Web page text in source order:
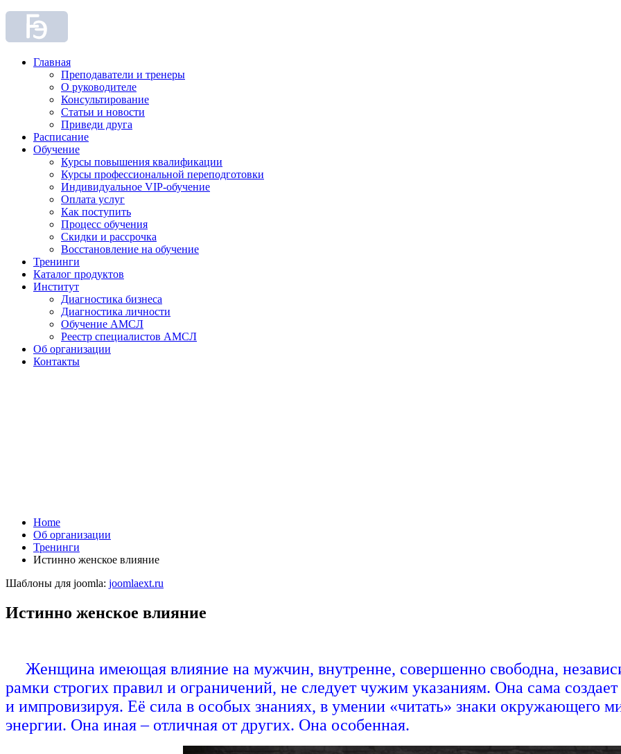
Главная
Преподаватели и тренеры
О руководителе
Консультирование
Статьи и новости
Приведи друга
Расписание
Обучение
Курсы повышения квалификации
Курсы профессиональной переподготовки
Индивидуальное VIP-обучение
Оплата услуг
Как поступить
Процесс обучения
Скидки и рассрочка
Восстановление на обучение
Тренинги
Каталог продуктов
Институт
Диагностика бизнеса
Диагностика личности
Обучение АМСЛ
Реестр специалистов АМСЛ
Об организации
Контакты
Home
Об организации
Тренинги
Истинно женское влияние
Шаблоны для joomla: joomlaext.ru
Истинно женское влияние
Женщина имеющая влияние на мужчин, внутренне, совершенно свободна,
рамки строгих правил и ограничений, не следует чужим указаниям. Она сама
и импровизируя. Её сила в особых знаниях, в умении «читать» знаки окружающего
энергии. Она иная – отличная от других. Она особенная.